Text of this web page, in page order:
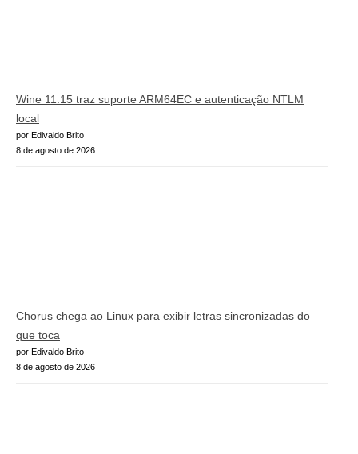
Wine 11.15 traz suporte ARM64EC e autenticação NTLM
local
por Edivaldo Brito
8 de agosto de 2026
Chorus chega ao Linux para exibir letras sincronizadas do
que toca
por Edivaldo Brito
8 de agosto de 2026